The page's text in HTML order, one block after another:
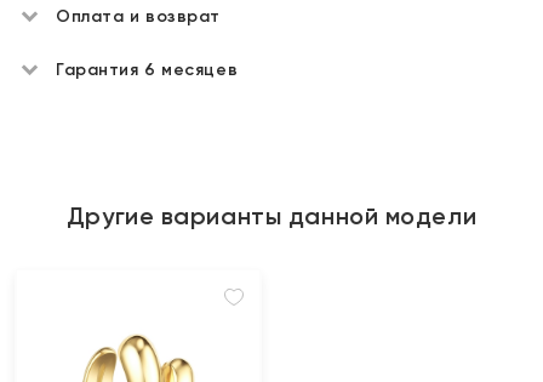
Оплата и возврат
Гарантия 6 месяцев
Другие варианты данной модели